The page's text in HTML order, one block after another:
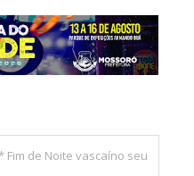
Fim de Noite vascaíno seu